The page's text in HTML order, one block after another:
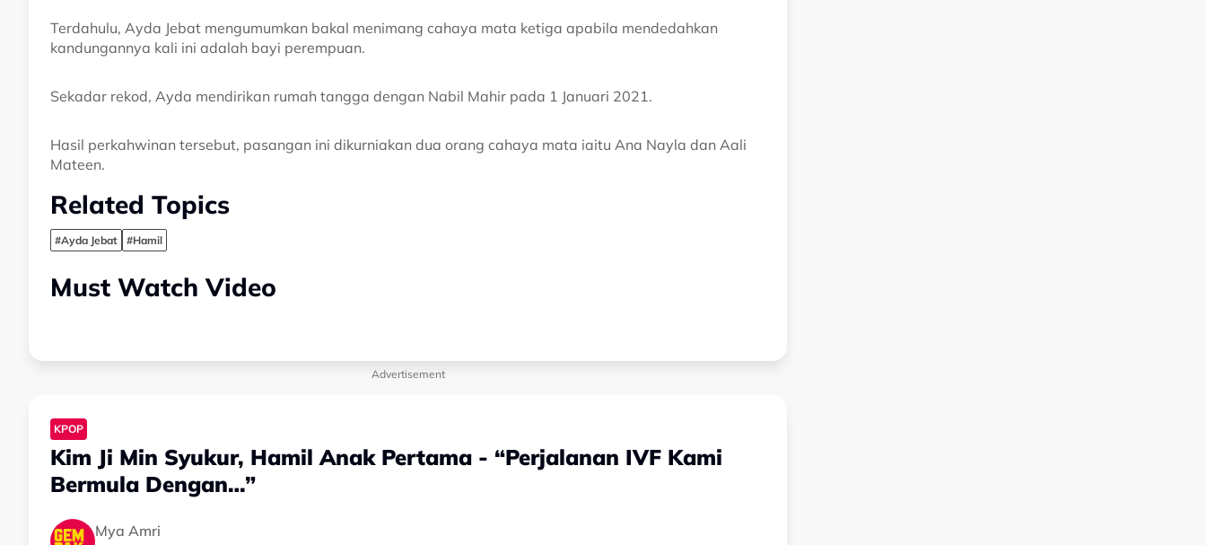
Terdahulu, Ayda Jebat mengumumkan bakal menimang cahaya mata ketiga apabila mendedahkan
kandungannya kali ini adalah bayi perempuan.
Sekadar rekod, Ayda mendirikan rumah tangga dengan Nabil Mahir pada 1 Januari 2021.
Hasil perkahwinan tersebut, pasangan ini dikurniakan dua orang cahaya mata iaitu Ana Nayla dan Aali
Mateen.
Related Topics
#Ayda Jebat #Hamil
Must Watch Video
Advertisement
KPOP
Kim Ji Min Syukur, Hamil Anak Pertama - “Perjalanan IVF Kami
Bermula Dengan…”
Mya Amri